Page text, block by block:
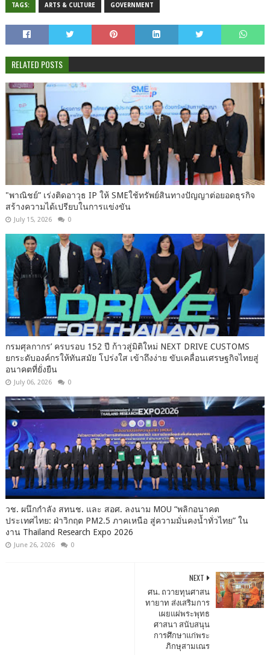
TAGS: ARTS & CULTURE GOVERNMENT
RELATED POSTS
"พาณิชย์” เร่งติดอาวุธ IP ให้ SMEใช้ทรัพย์สินทางปัญญาต่อยอดธุรกิจ
สร้างความได้เปรียบในการแข่งขัน
July 15, 2026 0
กรมศุลกากร’ ครบรอบ 152 ปี ก้าวสู่มิติใหม่ NEXT DRIVE CUSTOMS
ยกระดับองค์กรให้ทันสมัย โปร่งใส เข้าถึงง่าย ขับเคลื่อนเศรษฐกิจไทยสู่
อนาคตที่ยั่งยืน
July 06, 2026 0
วช. ผนึกกำลัง สทนช. และ สอศ. ลงนาม MOU “พลิกอนาคต
ประเทศไทย: ฝ่าวิกฤต PM2.5 ภาคเหนือ สู่ความมั่นคงน้ำทั่วไทย” ใน
งาน Thailand Research Expo 2026
June 26, 2026 0
NEXT
ศน. ถวายทุนศาสน
ทายาท ส่งเสริมการ
เผยแผ่พระพุทธ
ศาสนา สนับสนุน
การศึกษาแก่พระ
ภิกษุสามเณร